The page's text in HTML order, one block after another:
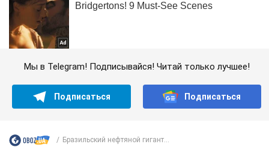
Мы в Telegram! Подписывайся! Читай только лучшее!
Подписаться Подписаться
Бразильский нефтяной гигант...